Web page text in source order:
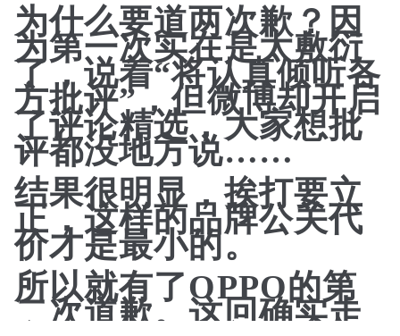
为什么要道两次歉？因
为第一次实在是太敷衍
了，说着“将‌认真倾听各
方批评”，但微博却开启
了评论精选，大家想批
评都没地方说……
结果很明显，挨打要立
正，这样的品牌公关代
价才是最小的。
所以就有了OPPO的第
二次道歉。这回确实走